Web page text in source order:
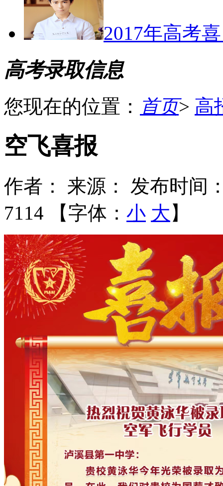
2017年高考
高考录取信息
您现在的位置： 首页> 高
空飞喜报
作者： 来源：
发布时间
7114 【字体： 小 大 】